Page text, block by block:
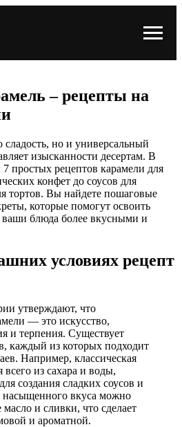
– рецепты на
но и универсальный
изысканности десертам. В
7 простых рецептов карамели для
конфет до соусов для
тортов. Вы найдете пошаговые
которые помогут освоить
ваши блюда более вкусными и
условиях рецепт
утверждают, что
— это искусство,
и терпения. Существует
каждый из которых подходит
Например, классическая
всего из сахара и воды,
создания сладких соусов и
насыщенного вкуса можно
масло и сливки, что сделает
и ароматной.